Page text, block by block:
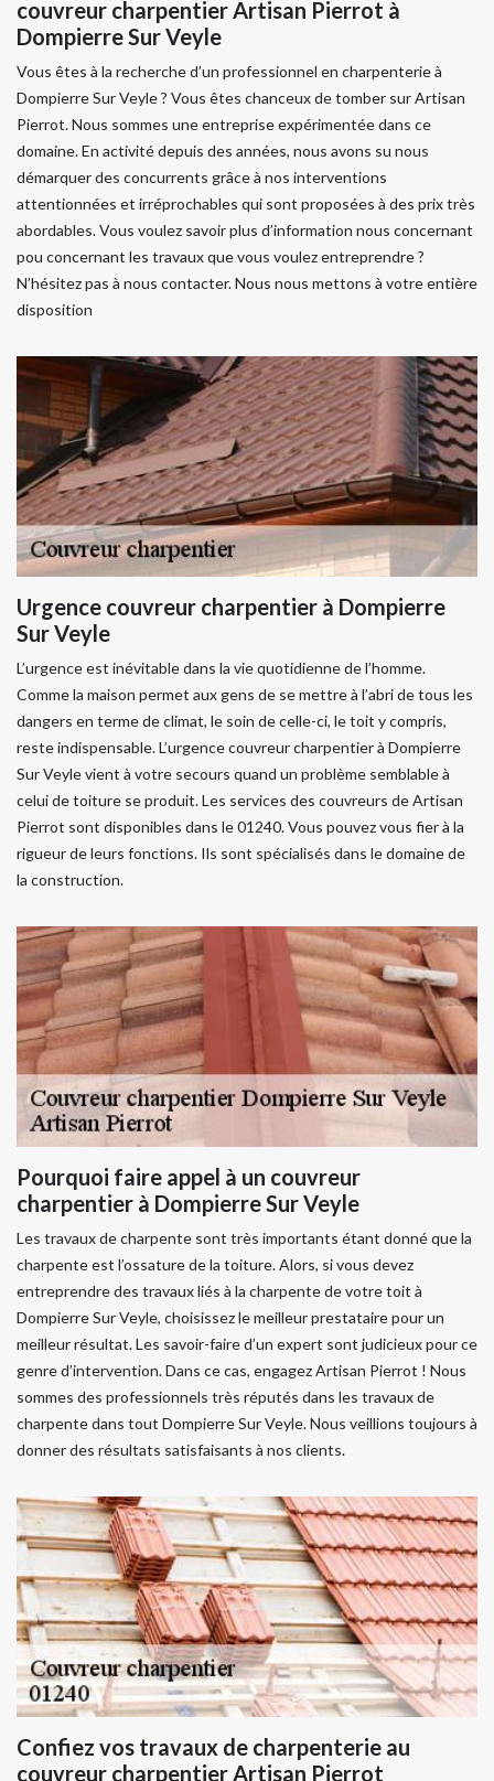
couvreur charpentier Artisan Pierrot à
Dompierre Sur Veyle
Vous êtes à la recherche d’un professionnel en charpenterie à
Dompierre Sur Veyle ? Vous êtes chanceux de tomber sur Artisan
Pierrot. Nous sommes une entreprise expérimentée dans ce
domaine. En activité depuis des années, nous avons su nous
démarquer des concurrents grâce à nos interventions
attentionnées et irréprochables qui sont proposées à des prix très
abordables. Vous voulez savoir plus d’information nous concernant
pou concernant les travaux que vous voulez entreprendre ?
N’hésitez pas à nous contacter. Nous nous mettons à votre entière
disposition
Urgence couvreur charpentier à Dompierre
Sur Veyle
L’urgence est inévitable dans la vie quotidienne de l’homme.
Comme la maison permet aux gens de se mettre à l’abri de tous les
dangers en terme de climat, le soin de celle-ci, le toit y compris,
reste indispensable. L’urgence couvreur charpentier à Dompierre
Sur Veyle vient à votre secours quand un problème semblable à
celui de toiture se produit. Les services des couvreurs de Artisan
Pierrot sont disponibles dans le 01240. Vous pouvez vous fier à la
rigueur de leurs fonctions. Ils sont spécialisés dans le domaine de
la construction.
Pourquoi faire appel à un couvreur
charpentier à Dompierre Sur Veyle
Les travaux de charpente sont très importants étant donné que la
charpente est l’ossature de la toiture. Alors, si vous devez
entreprendre des travaux liés à la charpente de votre toit à
Dompierre Sur Veyle, choisissez le meilleur prestataire pour un
meilleur résultat. Les savoir-faire d’un expert sont judicieux pour ce
genre d’intervention. Dans ce cas, engagez Artisan Pierrot ! Nous
sommes des professionnels très réputés dans les travaux de
charpente dans tout Dompierre Sur Veyle. Nous veillions toujours à
donner des résultats satisfaisants à nos clients.
Confiez vos travaux de charpenterie au
couvreur charpentier Artisan Pierrot